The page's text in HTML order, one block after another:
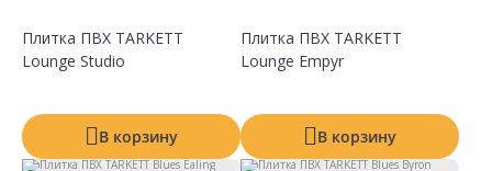
Плитка ПВХ TARKETT
Lounge Studio
В корзину
Плитка ПВХ TARKETT
Lounge Empyr
В корзину